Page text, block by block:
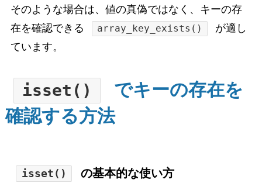
そのような場合は、値の真偽ではなく、キーの存
在を確認できる
array_key_exists()
が適し
ています。
isset()
でキーの存在を
確認する方法
isset() の基本的な使い方